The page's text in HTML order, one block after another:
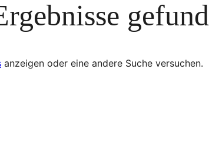
anzeigen oder eine andere Suche versuchen.